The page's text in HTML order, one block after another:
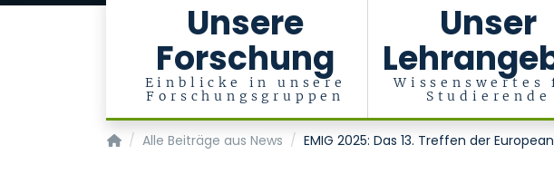
Unsere
Forschung
Einblicke in unsere
Forschungsgruppen
Unser
Wissenswertes
Studierende
Institute of Molecular Medicine
Alle Beiträge aus News EMIG 2025: Das 13. Treffen der